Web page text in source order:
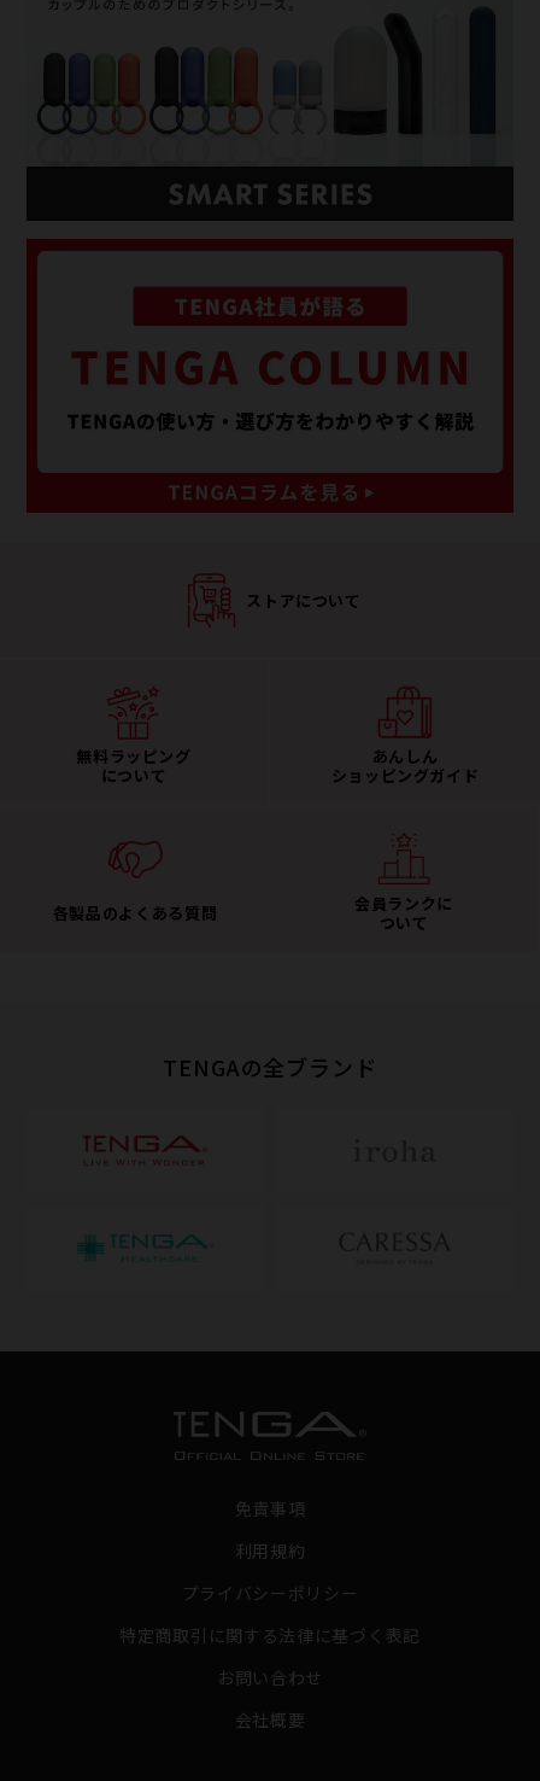
ストアについて
無料ラッピング
について
あんしん
ショッピングガイド
各製品のよくある質問
会員ランクに
ついて
TENGAの全ブランド
免責事項
利用規約
プライバシーポリシー
特定商取引に関する法律に基づく表記
お問い合わせ
会社概要